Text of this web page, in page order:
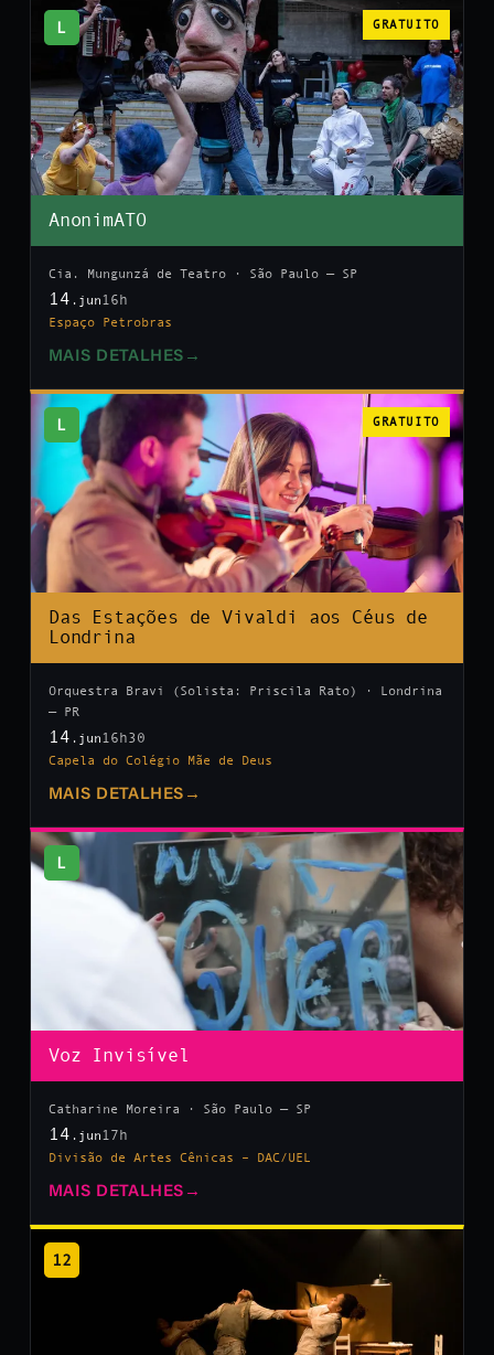
L GRATUITO
AnonimATO
Cia. Mungunzá de Teatro · São Paulo — SP
14 .jun 16h
Espaço Petrobras
MAIS DETALHES →
L GRATUITO
Das Estações de Vivaldi aos Céus de
Londrina
Orquestra Bravi (Solista: Priscila Rato) · Londrina
— PR
14 .jun 16h30
Capela do Colégio Mãe de Deus
MAIS DETALHES →
L
Voz Invisível
Catharine Moreira · São Paulo — SP
14 .jun 17h
Divisão de Artes Cênicas – DAC/UEL
MAIS DETALHES →
12